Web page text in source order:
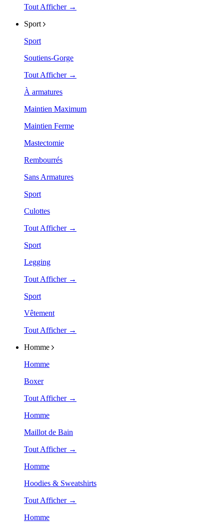
Tout Afficher →
Sport
Sport
Soutiens-Gorge
Tout Afficher →
À armatures
Maintien Maximum
Maintien Ferme
Mastectomie
Rembourrés
Sans Armatures
Sport
Culottes
Tout Afficher →
Sport
Legging
Tout Afficher →
Sport
Vêtement
Tout Afficher →
Homme
Homme
Boxer
Tout Afficher →
Homme
Maillot de Bain
Tout Afficher →
Homme
Hoodies & Sweatshirts
Tout Afficher →
Homme